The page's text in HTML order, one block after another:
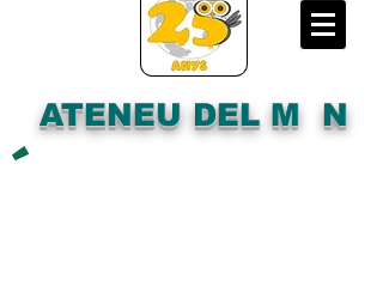
ATENEU DEL M N
´